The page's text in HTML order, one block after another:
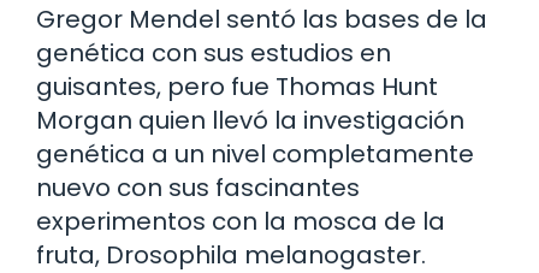
Gregor Mendel sentó las bases de la
genética con sus estudios en
guisantes, pero fue Thomas Hunt
Morgan quien llevó la investigación
genética a un nivel completamente
nuevo con sus fascinantes
experimentos con la mosca de la
fruta, Drosophila melanogaster.